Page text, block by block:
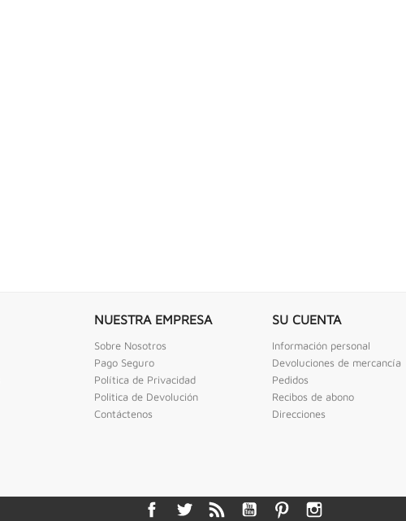
NUESTRA EMPRESA
Sobre Nosotros
Pago Seguro
Política de Privacidad
Politica de Devolución
Contáctenos
SU CUENTA
Información personal
Devoluciones de mercancía
Pedidos
Recibos de abono
Direcciones
Facebook Twitter YouTube Pinterest